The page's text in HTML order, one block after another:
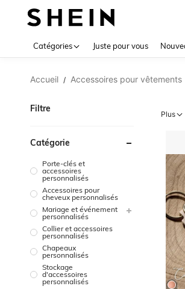
Catégories Juste pour vous
Accueil / Accessoires pour vêtements
Filtre
Catégorie
Porte-clés et
accessoires
personnalisés
Accessoires pour
cheveux personnalisés
Mariage et événement
personnalisés
Collier et accessoires
personnalisés
Chapeaux
personnalisés
Stockage
d'accessoires
personnalisés
Plus